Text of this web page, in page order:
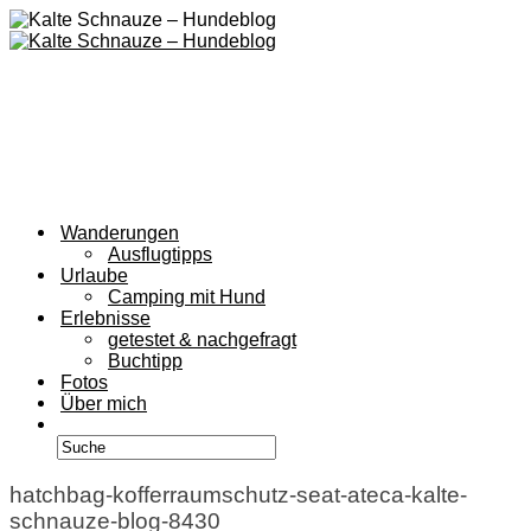
Wanderungen
Ausflugtipps
Urlaube
Camping mit Hund
Erlebnisse
getestet & nachgefragt
Buchtipp
Fotos
Über mich
hatchbag-kofferraumschutz-seat-ateca-kalte-
schnauze-blog-8430